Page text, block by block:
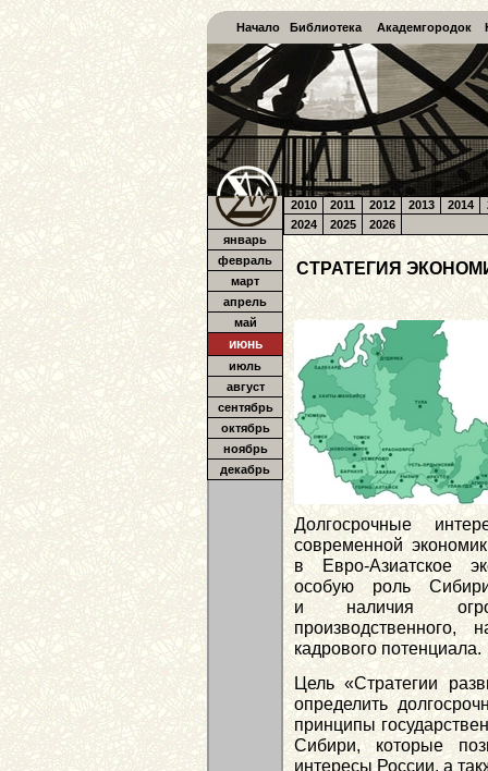
Начало Библиотека Академгородок
январь
февраль
март
апрель
май
июнь
июль
август
сентябрь
октябрь
ноябрь
декабрь
2010 2011 2012 2013 2014
2024
2025 2026
СТРАТЕГИЯ
Долгосрочные
современной
в Евро-Азиатское
особую роль
и наличия
производственного,
кадрового потенциала.
Цель «Стратегии
определить
принципы
Сибири, которые
интересы России, а